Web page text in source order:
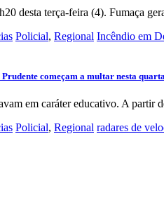
desta terça-feira (4). Fumaça
Policial, Regional Incêndio em
começam a multar nesta
em caráter educativo. A partir
Policial, Regional radares de